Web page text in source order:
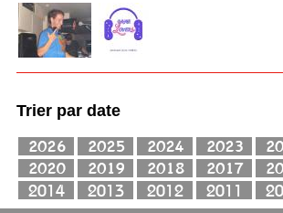
Trier par date